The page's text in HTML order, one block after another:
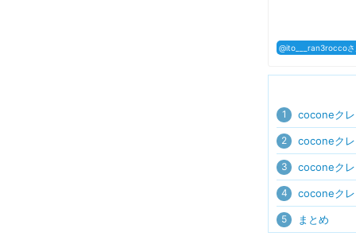
@ito___ran3rocco
1 coconeク
2 coconeクレ
3 coconeクレ
4 coconeクレ
5 まとめ